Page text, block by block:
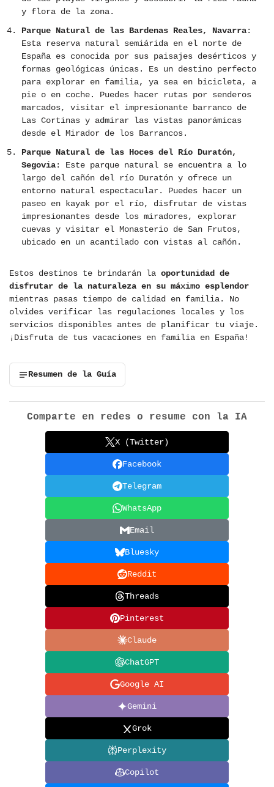
y flora de la zona.
Parque Natural de las Bardenas Reales, Navarra:
Esta reserva natural semiárida en el norte de
España es conocida por sus paisajes desérticos y
formas geológicas únicas. Es un destino perfecto
para explorar en familia, ya sea en bicicleta, a
pie o en coche. Puedes hacer rutas por senderos
marcados, visitar el impresionante barranco de
Las Cortinas y admirar las vistas panorámicas
desde el Mirador de los Barrancos.
Parque Natural de las Hoces del Río Duratón,
Segovia: Este parque natural se encuentra a lo
largo del cañón del río Duratón y ofrece un
entorno natural espectacular. Puedes hacer un
paseo en kayak por el río, disfrutar de vistas
impresionantes desde los miradores, explorar
cuevas y visitar el Monasterio de San Frutos,
ubicado en un acantilado con vistas al cañón.
Estos destinos te brindarán la oportunidad de
disfrutar de la naturaleza en su máximo esplendor
mientras pasas tiempo de calidad en familia. No
olvides verificar las regulaciones locales y los
servicios disponibles antes de planificar tu viaje.
¡Disfruta de tus vacaciones en familia en España!
Resumen de la Guía
Comparte en redes o resume con la IA
X (Twitter)
Facebook
Telegram
WhatsApp
Email
Bluesky
Reddit
Threads
Pinterest
Claude
ChatGPT
Google AI
Gemini
Grok
Perplexity
Copilot